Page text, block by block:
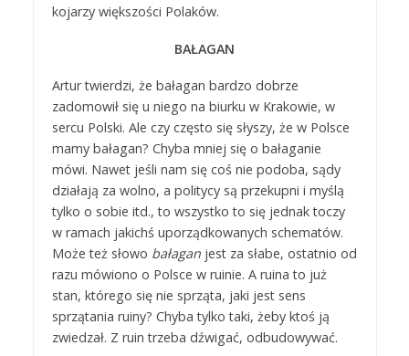
kojarzy większości Polaków.
BAŁAGAN
Artur twierdzi, że bałagan bardzo dobrze
zadomowił się u niego na biurku w Krakowie, w
sercu Polski. Ale czy często się słyszy, że w Polsce
mamy bałagan? Chyba mniej się o bałaganie
mówi. Nawet jeśli nam się coś nie podoba, sądy
działają za wolno, a politycy są przekupni i myślą
tylko o sobie itd., to wszystko to się jednak toczy
w ramach jakichś uporządkowanych schematów.
Może też słowo bałaganjest za słabe, ostatnio od
razu mówiono o Polsce w ruinie. A ruina to już
stan, którego się nie sprząta, jaki jest sens
sprzątania ruiny? Chyba tylko taki, żeby ktoś ją
zwiedzał. Z ruin trzeba dźwigać, odbudowywać.